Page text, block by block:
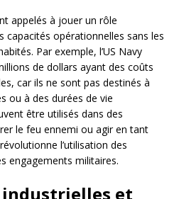
appelés à jouer un rôle
capacités opérationnelles sans les
Par exemple, l’US Navy
de dollars ayant des coûts
car ils ne sont pas destinés à
ou à des durées de vie
être utilisés dans des
le feu ennemi ou agir en tant
l’utilisation des
engagements militaires.
industrielles et